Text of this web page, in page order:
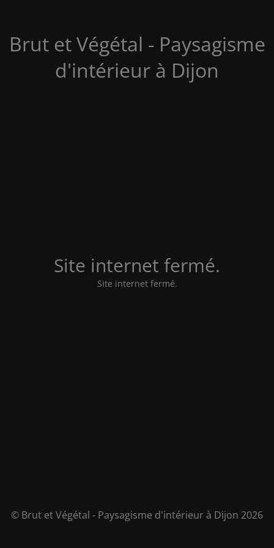
Brut et Végétal - Paysagisme
d'intérieur à Dijon
Site internet fermé.
Site internet fermé.
© Brut et Végétal - Paysagisme d'intérieur à Dijon 2026